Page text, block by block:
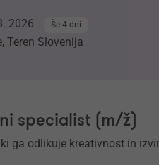
2026 Še 4 dni
Teren Slovenija
specialist (m/ž)
ga odlikuje kreativnost in